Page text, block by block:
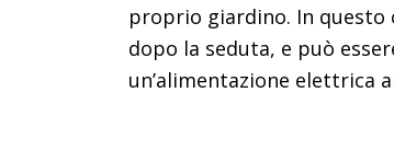
proprio giardino. In questo
dopo la seduta, e può
un’alimentazione elettrica